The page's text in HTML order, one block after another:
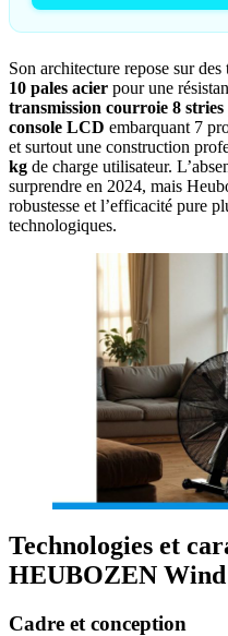
Son architecture repose sur
10 pales acier pour une
transmission courroie 8 stries
console LCD embarquant 7
et surtout une construction
kg de charge utilisateur.
surprendre en 2024, mais
robustesse et l’efficacité pure
technologiques.
Technologies et
HEUBOZEN
Cadre et conception